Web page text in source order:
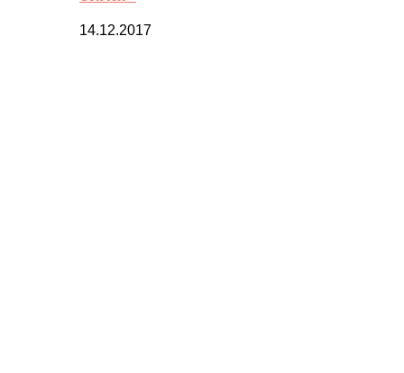
14.12.2017